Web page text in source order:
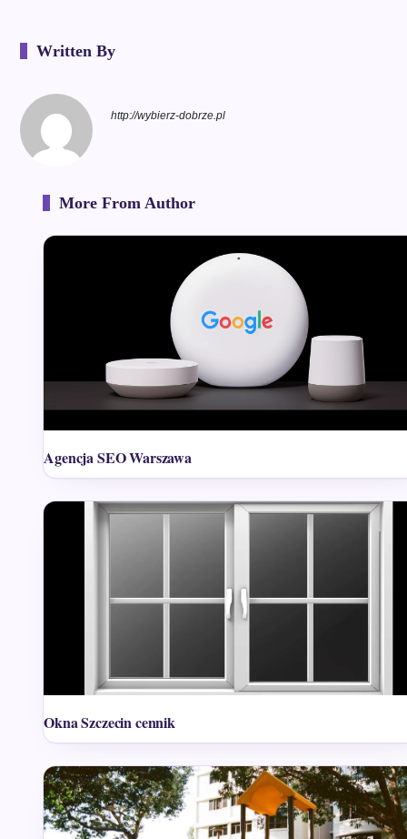
Written By
http://wybierz-dobrze.pl
More From Author
Agencja SEO Warszawa
Okna Szczecin cennik